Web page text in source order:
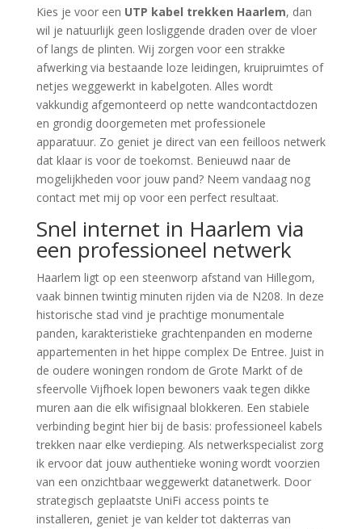
Kies je voor een UTP kabel trekken Haarlem, dan
wil je natuurlijk geen losliggende draden over de vloer
of langs de plinten. Wij zorgen voor een strakke
afwerking via bestaande loze leidingen, kruipruimtes of
netjes weggewerkt in kabelgoten. Alles wordt
vakkundig afgemonteerd op nette wandcontactdozen
en grondig doorgemeten met professionele
apparatuur. Zo geniet je direct van een feilloos netwerk
dat klaar is voor de toekomst. Benieuwd naar de
mogelijkheden voor jouw pand? Neem vandaag nog
contact met mij op voor een perfect resultaat.
Snel internet in Haarlem via
een professioneel netwerk
Haarlem ligt op een steenworp afstand van Hillegom,
vaak binnen twintig minuten rijden via de N208. In deze
historische stad vind je prachtige monumentale
panden, karakteristieke grachtenpanden en moderne
appartementen in het hippe complex De Entree. Juist in
de oudere woningen rondom de Grote Markt of de
sfeervolle Vijfhoek lopen bewoners vaak tegen dikke
muren aan die elk wifisignaal blokkeren. Een stabiele
verbinding begint hier bij de basis: professioneel kabels
trekken naar elke verdieping. Als netwerkspecialist zorg
ik ervoor dat jouw authentieke woning wordt voorzien
van een onzichtbaar weggewerkt datanetwerk. Door
strategisch geplaatste UniFi access points te
installeren, geniet je van kelder tot dakterras van